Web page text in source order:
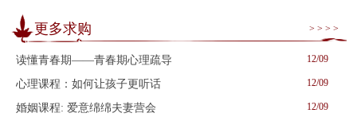
更多求购 > > > >
读懂青春期——青春期心理疏导 12/09
心理课程：如何让孩子更听话 12/09
婚姻课程: 爱意绵绵夫妻营会 12/09